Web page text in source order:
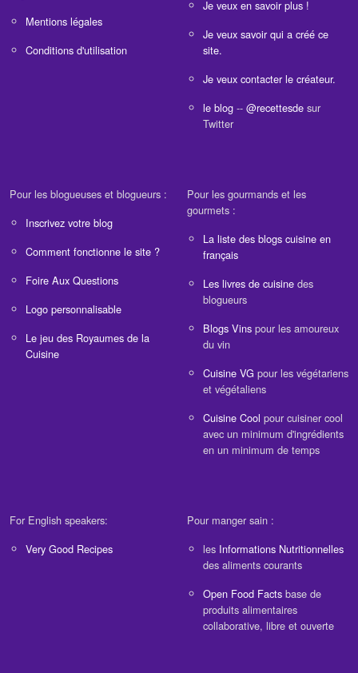
Mentions légales
Conditions d'utilisation
Je veux en savoir plus !
Je veux savoir qui a créé ce
site.
Je veux contacter le créateur.
le blog -- @recettesde sur
Twitter
Pour les blogueuses et blogueurs :
Inscrivez votre blog
Comment fonctionne le site ?
Foire Aux Questions
Logo personnalisable
Le jeu des Royaumes de la
Cuisine
Pour les gourmands et les
gourmets :
La liste des blogs cuisine en
français
Les livres de cuisine des
blogueurs
Blogs Vins pour les amoureux
du vin
Cuisine VG pour les végétariens
et végétaliens
Cuisine Cool pour cuisiner cool
avec un minimum d'ingrédients
en un minimum de temps
For English speakers:
Very Good Recipes
Pour manger sain :
les Informations Nutritionnelles
des aliments courants
Open Food Facts base de
produits alimentaires
collaborative, libre et ouverte